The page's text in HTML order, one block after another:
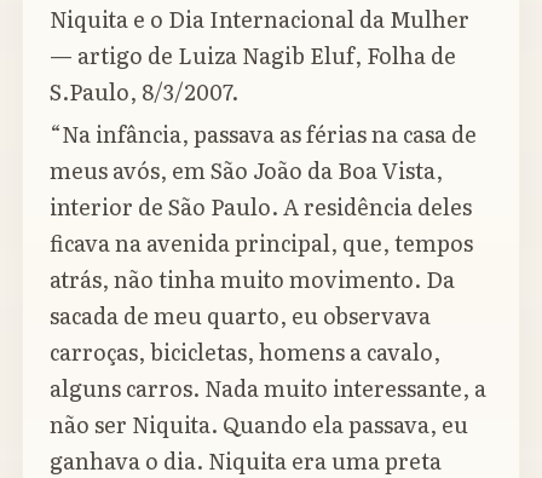
Niquita e o Dia Internacional da Mulher
— artigo de Luiza Nagib Eluf, Folha de
S.Paulo, 8/3/2007.
“Na infância, passava as férias na casa de
meus avós, em São João da Boa Vista,
interior de São Paulo. A residência deles
ficava na avenida principal, que, tempos
atrás, não tinha muito movimento. Da
sacada de meu quarto, eu observava
carroças, bicicletas, homens a cavalo,
alguns carros. Nada muito interessante, a
não ser Niquita. Quando ela passava, eu
ganhava o dia. Niquita era uma preta